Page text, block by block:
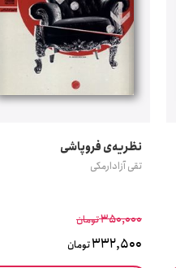
نظریه‌ی فروپاشی
تقی آزادارمکی
350,000تومان
332,500تومان